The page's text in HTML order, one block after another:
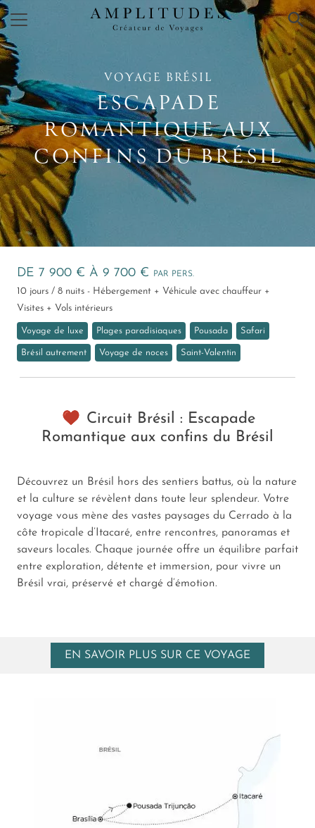
×
VOYAGE BRÉSIL
ESCAPADE
ROMANTIQUE AUX
CONFINS DU BRÉSIL
DE 7 900 € À 9 700 € PAR PERS.
10 jours / 8 nuits - Hébergement + Véhicule avec chauffeur +
Visites + Vols intérieurs
Voyage de luxe Plages paradisiaques Pousada Safari
Brésil autrement Voyage de noces Saint-Valentin
Circuit Brésil : Escapade
Romantique aux confins du Brésil
Découvrez un Brésil hors des sentiers battus, où la nature
et la culture se révèlent dans toute leur splendeur. Votre
voyage vous mène des vastes paysages du Cerrado à la
côte tropicale d’Itacaré, entre rencontres, panoramas et
saveurs locales. Chaque journée offre un équilibre parfait
entre exploration, détente et immersion, pour vivre un
Brésil vrai, préservé et chargé d’émotion.
EN SAVOIR PLUS SUR CE VOYAGE